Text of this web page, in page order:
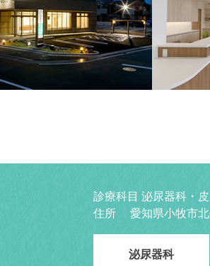
診療科目 泌尿器科・
住所 愛知県小牧市北
泌尿器科